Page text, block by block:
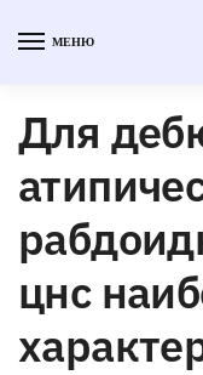
МЕНЮ
Для
цнс